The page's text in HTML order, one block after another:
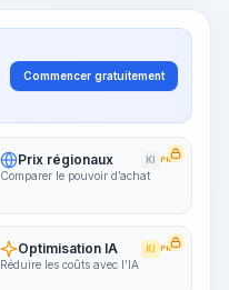
Commencer gratuitement
Prix régionaux KI PRO
Comparer le pouvoir d’achat
Optimisation IA KI PRO
Réduire les coûts avec l’IA